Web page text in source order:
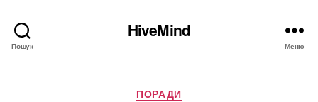
Пошук
HiveMind
Меню
Категорії
ПОРАДИ